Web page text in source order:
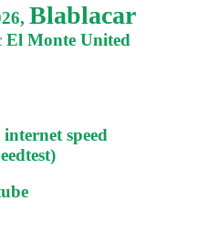
Blablacar
El Monte United
speed